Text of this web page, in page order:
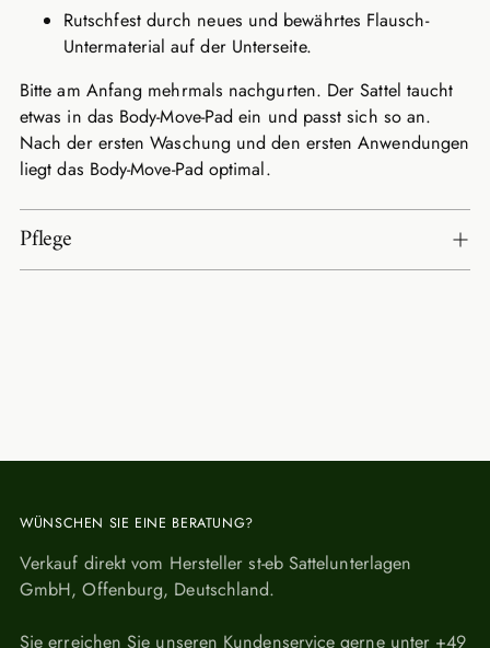
Rutschfest durch neues und bewährtes Flausch-
Untermaterial auf der Unterseite.
Bitte am Anfang mehrmals nachgurten. Der Sattel taucht
etwas in das Body-Move-Pad ein und passt sich so an.
Nach der ersten Waschung und den ersten Anwendungen
liegt das Body-Move-Pad optimal.
Pflege
WÜNSCHEN SIE EINE BERATUNG?
Verkauf direkt vom Hersteller st-eb Sattelunterlagen
GmbH, Offenburg, Deutschland.
Sie erreichen Sie unseren Kundenservice gerne unter +49